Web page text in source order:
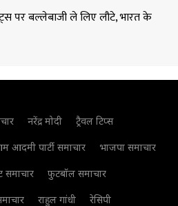
पर बल्लेबाजी ले लिए लौटे, भारत के
नरेंद्र मोदी
ट्रैवल टिप्स
आदमी पार्टी समाचार
भाजपा समाचार
समाचार
फुटबॉल समाचार
राहुल गांधी रेसिपी